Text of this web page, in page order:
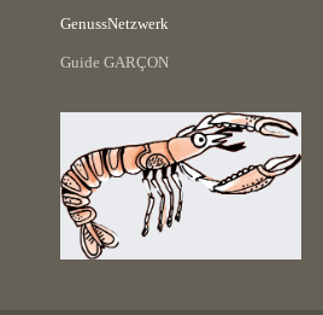
GenussNetzwerk
Guide GARÇON